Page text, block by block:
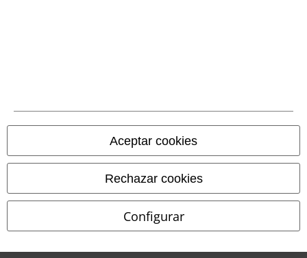
Aceptar cookies
Rechazar cookies
Configurar
Eliminación de residuos y protección del medioambiente
Declaración de Conformidad
Información sobre accesibilidad